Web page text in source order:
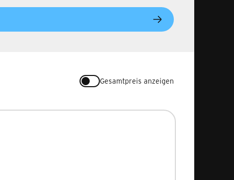
Gesamtpreis anzeigen